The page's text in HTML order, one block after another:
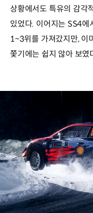
상황에서도 특유의 감각
있었다. 이어지는 SS4에
1~3위를 가져갔지만, 이
쫓기에는 쉽지 않아 보였